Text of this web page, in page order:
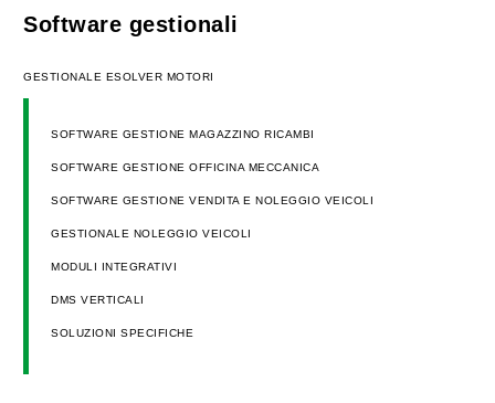
Software gestionali
GESTIONALE ESOLVER MOTORI
SOFTWARE GESTIONE MAGAZZINO RICAMBI
SOFTWARE GESTIONE OFFICINA MECCANICA
SOFTWARE GESTIONE VENDITA E NOLEGGIO VEICOLI
GESTIONALE NOLEGGIO VEICOLI
MODULI INTEGRATIVI
DMS VERTICALI
SOLUZIONI SPECIFICHE